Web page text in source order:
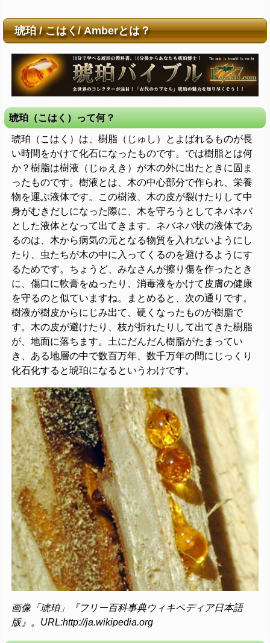
琥珀 / こはく/ Amberとは？
琥珀（こはく）って何？
琥珀（こはく）は、樹脂（じゅし）とよばれるものが長
い時間をかけて化石になったものです。では樹脂とは何
か？樹脂は樹液（じゅえき）が木の外に出たときに固ま
ったものです。樹液とは、木の中心部分で作られ、栄養
物を運ぶ液体です。この樹液、木の皮が裂けたりして中
身がむきだしになった際に、木を守ろうとしてネバネバ
とした液体となって出てきます。ネバネバ状の液体であ
るのは、木から病気の元となる物質を入れないようにし
たり、虫たちが木の中に入ってくるのを避けるようにす
るためです。ちょうど、みなさんが擦り傷を作ったとき
に、傷口に軟膏をぬったり、消毒液をかけて皮膚の健康
を守るのと似ていますね。まとめると、次の通りです。
樹液が樹皮からにじみ出て、硬くなったものが樹脂で
す。木の皮が避けたり、枝が折れたりして出てきた樹脂
が、地面に落ちます。土にだんだん樹脂がたまってい
き、ある地層の中で数百万年、数千万年の間にじっくり
化石化すると琥珀になるというわけです。
画像「琥珀」『フリー百科事典ウィキペディア日本語
版』。URL:http://ja.wikipedia.org